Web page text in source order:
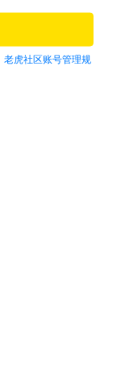
老虎社区账号管理规